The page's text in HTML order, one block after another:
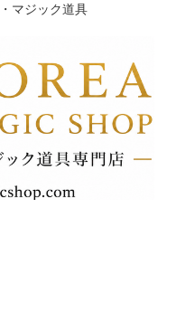
マジック道具